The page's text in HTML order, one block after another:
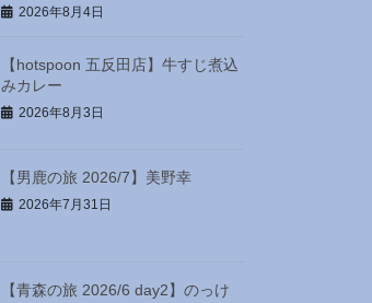
2026年8月4日
【hotspoon 五反田店】牛すじ煮込
みカレー
2026年8月3日
【男鹿の旅 2026/7】美野幸
2026年7月31日
【青森の旅 2026/6 day2】のっけ